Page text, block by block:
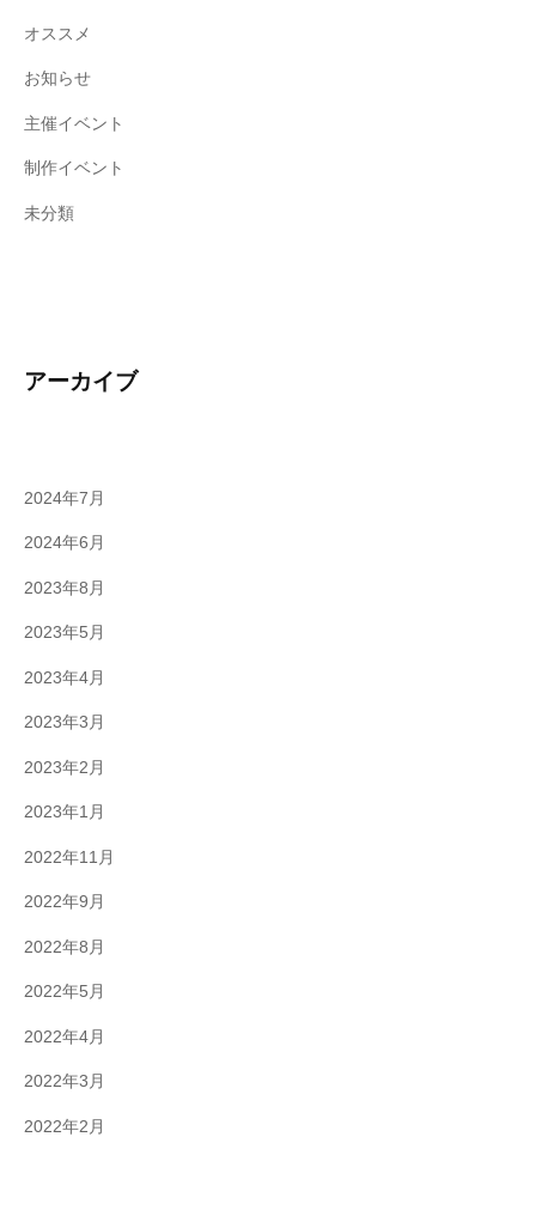
オススメ
お知らせ
主催イベント
制作イベント
未分類
アーカイブ
2024年7月
2024年6月
2023年8月
2023年5月
2023年4月
2023年3月
2023年2月
2023年1月
2022年11月
2022年9月
2022年8月
2022年5月
2022年4月
2022年3月
2022年2月